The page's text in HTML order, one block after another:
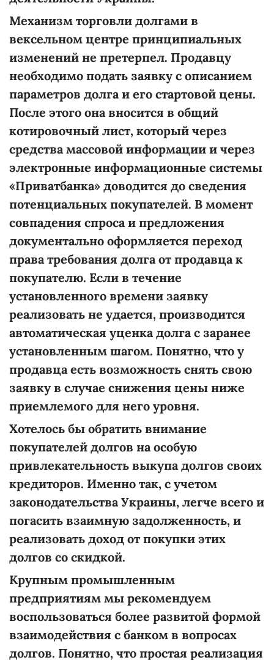
Механизм торговли долгами в
вексельном центре принципиальных
изменений не претерпел. Продавцу
необходимо подать заявку с описанием
параметров долга и его стартовой цены.
После этого она вносится в общий
котировочный лист, который через
средства массовой информации и через
электронные информационные системы
«Приватбанка» доводится до сведения
потенциальных покупателей. В момент
совпадения спроса и предложения
документально оформляется переход
права требования долга от продавца к
покупателю. Если в течение
установленного времени заявку
реализовать не удается, производится
автоматическая уценка долга с заранее
установленным шагом. Понятно, что у
продавца есть возможность снять свою
заявку в случае снижения цены ниже
приемлемого для него уровня.
Хотелось бы обратить внимание
покупателей долгов на особую
привлекательность выкупа долгов своих
кредиторов. Именно так, с учетом
законодательства Украины, легче всего и
погасить взаимную задолженность, и
реализовать доход от покупки этих
долгов со скидкой.
Крупным промышленным
предприятиям мы рекомендуем
воспользоваться более развитой формой
взаимодействия с банком в вопросах
долгов. Понятно, что простая реализация